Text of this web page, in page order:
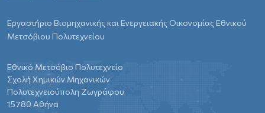
Εργαστήριο Βιομηχανικής και Ενεργειακής Οικονομίας Εθνικού
Μετσόβιου Πολυτεχνείου
Εθνικό Μετσόβιο Πολυτεχνείο
Σχολή Χημικών Μηχανικών
Πολυτεχνειούπολη Ζωγράφου
15780 Αθήνα